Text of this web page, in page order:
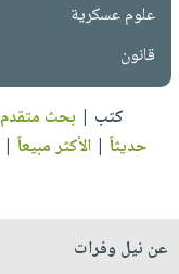
علوم عسكرية
قانون
كتب | بحث متقدم
حديثاً |الأكثر مبيعاً |
عن نيل وفرات